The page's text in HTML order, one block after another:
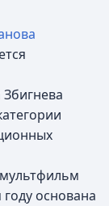
основана